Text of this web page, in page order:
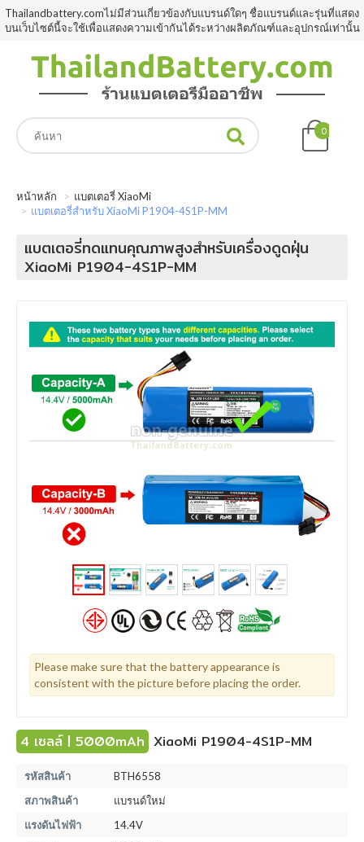
Thailandbattery.comไม่มีส่วนเกี่ยวข้องกับแบรนด์ใดๆ ชื่อแบรนด์และรุ่นที่แสดง
บนเว็บไซต์นี้จะใช้เพื่อแสดงความเข้ากันได้ระหว่างผลิตภัณฑ์และอุปกรณ์เท่านั้น
0
หน้าหลัก
แบตเตอรี่ XiaoMi
แบตเตอรี่สำหรับ XiaoMi P1904-4S1P-MM
แบตเตอรี่ทดแทนคุณภาพสูงสำหรับเครื่องดูดฝุ่น
XiaoMi P1904-4S1P-MM
Please make sure that the battery appearance is
consistent with the picture before placing the order.
4 เซลล์ | 5000mAh XiaoMi P1904-4S1P-MM
รหัสสินค้า
BTH6558
สภาพสินค้า
แบรนด์ใหม่
แรงดันไฟฟ้า
14.4V